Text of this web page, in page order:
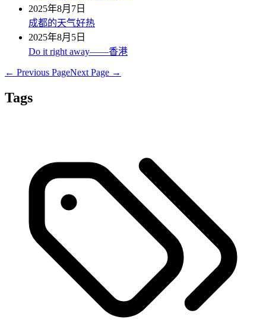
2025年8月7日
成都的天气好热
2025年8月5日
Do it right away——香港
← Previous PageNext Page →
Tags